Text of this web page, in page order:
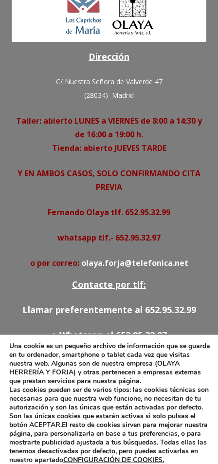
Dirección
C/ Nuestra Señora de Valverde 47
(28034) Madrid
Taller: abierto LUNES a VIERNES de 8:00 a 14:30 y
de 16:00 a 19:00 h.
Tienda: abierto JUEVES TARDE
Y EN AMBOS CASOS, SOLO CONFIRMANDO CITA
PREVIA
Fernando Olaya tlf. 652.95.32.99
whatsapp tlf.- 652.95.32.97
o por correo: olaya.forja@telefonica.net
Contacte por tlf:
Llamar preferentemente al 652.95.32.99
o Whatsapp al 652.95.32.97
91.527.54.78
652.95.32.97
olaya.forja@telefonica.net
Aviso Legal
Política de Cookies
Una cookie es un pequeño archivo de información que se guarda
en tu ordenador, smartphone o tablet cada vez que visitas
nuestra web. Algunas son de nuestra empresa (OLAYA
HERRERÍA Y FORJA) y otras pertenecen a empresas externas
que prestan servicios para nuestra página.
Las cookies pueden ser de varios tipos: las cookies técnicas son
necesarias para que nuestra web funcione, no necesitan de tu
autorización y son las únicas que están activadas por defecto.
Son las únicas cookies que estarán activas si solo pulsas el
botón ACEPTAR.El resto de cookies sirven para mejorar nuestra
página, para personalizarla en base a tus preferencias, o para
mostrarte publicidad ajustada a tus búsquedas. Todas ellas las
tenemos desactivadas por defecto, pero puedes activarlas en
nuestro apartadoCONFIGURACIÓN DE COOKIES.